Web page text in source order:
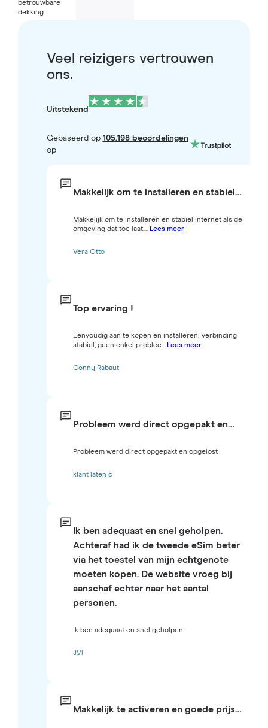
betrouwbare
dekking
Veel reizigers vertrouwen
ons.
Uitstekend
Gebaseerd op 105.198 beoordelingen
op
Makkelijk om te installeren en stabiel…
Makkelijk om te installeren en stabiel internet als de
omgeving dat toe laat.... Lees meer
Vera Otto
Top ervaring !
Eenvoudig aan te kopen en installeren. Verbinding
stabiel, geen enkel problee... Lees meer
Conny Rabaut
Probleem werd direct opgepakt en…
Probleem werd direct opgepakt en opgelost
klant laten c
Ik ben adequaat en snel geholpen.
Achteraf had ik de tweede eSim beter
via het toestel van mijn echtgenote
moeten kopen. De website vroeg bij
aanschaf echter naar het aantal
personen.
Ik ben adequaat en snel geholpen.
J.Vl
Makkelijk te activeren en goede prijs…